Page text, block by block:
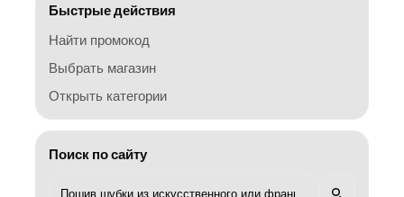
Быстрые действия
Найти промокод
Выбрать магазин
Открыть категории
Поиск по сайту